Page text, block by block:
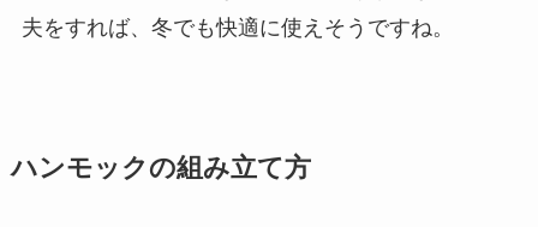
夫をすれば、冬でも快適に使えそうですね。
ハンモックの組み立て方